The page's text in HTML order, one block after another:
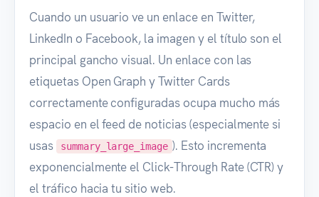
Cuando un usuario ve un enlace en Twitter,
LinkedIn o Facebook, la imagen y el título son el
principal gancho visual. Un enlace con las
etiquetas Open Graph y Twitter Cards
correctamente configuradas ocupa mucho más
espacio en el feed de noticias (especialmente si
usas
summary_large_image ). Esto incrementa
exponencialmente el Click-Through Rate (CTR) y
el tráfico hacia tu sitio web.